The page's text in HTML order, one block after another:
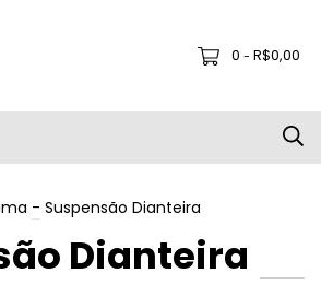
0 - R$0,00
- Suspensão Dianteira
Dianteira